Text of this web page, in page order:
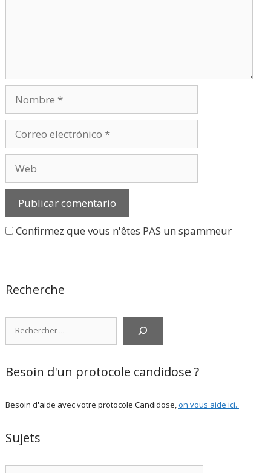
electrónico
Confirmez que vous n'êtes PAS un spammeur
Recherche
Besoin d'un protocole candidose ?
Besoin d'aide avec votre protocole Candidose, on vous aide ici.
Sujets